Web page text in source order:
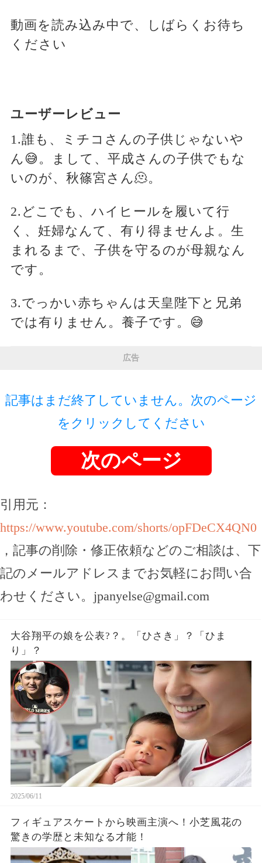
動画を読み込み中で、しばらくお待ち
ください
ユーザーレビュー
1.誰も、ミチコさんの子供じゃないや
ん😅。まして、平成さんの子供でもな
いのが、秋篠宮さん🫠。
2.どこでも、ハイヒールを履いて行
く、妊婦なんて、有り得ませんよ。生
まれるまで、子供を守るのが母親なん
です。
3.でっかい赤ちゃんは天皇陛下と兄弟
では有りません。養子です。😅
広告
記事はまだ終了していません。次のページ
をクリックしてください
次のページ
引用元：
https://www.youtube.com/shorts/opFDeCX4QN0
，記事の削除・修正依頼などのご相談は、下
記のメールアドレスまでお気軽にお問い合
わせください。 jpanyelse@gmail.com
大谷翔平の娘を公表?？。「ひさき」？「ひま
り」？
2025/06/11
フィギュアスケートから映画主演へ！小芝風花の
驚きの学歴と未知なる才能！